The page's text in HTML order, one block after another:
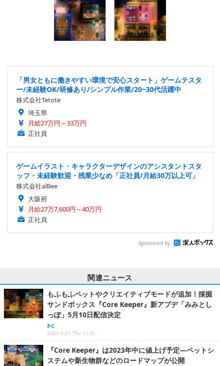
「男女ともに働きやすい環境で安心スタート」ゲームテスタ
ー/未経験OK/研修あり/シンプル作業/20~30代活躍中
株式会社Tetote
埼玉県
月給27万円～33万円
正社員
ゲームイラスト・キャラクターデザインのアシスタントスタ
ッフ・未経験歓迎・残業少なめ「正社員/月給30万以上可」
株式会社alBee
大阪府
月給27万7,600円～40万円
正社員
Sponsored by
関連ニュース
もふもふペットやクリエイティブモードが追加！採掘
サンドボックス『Core Keeper』新アプデ「みみとし
っぽ」5月10日配信決定
PC
2023.4.27 Thu 11:01
『Core Keeper』は2023年中に値上げ予定―ペットシ
ステムや新生物群などのロードマップが公開